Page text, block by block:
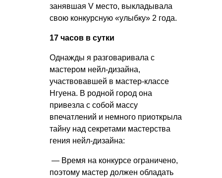
занявшая V место, выкладывала
свою конкурсную «улыбку» 2 года.
17 часов в сутки
Однажды я разговаривала с
мастером нейл-дизайна,
участвовавшей в мастер-классе
Нгуена. В родной город она
привезла с собой массу
впечатлений и немного приоткрыла
тайну над секретами мастерства
гения нейл-дизайна:
— Время на конкурсе ограничено,
поэтому мастер должен обладать